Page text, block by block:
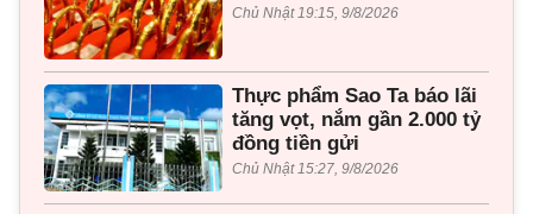
Chủ Nhật 19:15, 9/8/2026
Thực phẩm Sao Ta báo lãi
tăng vọt, nắm gần 2.000 tỷ
đồng tiền gửi
Chủ Nhật 15:27, 9/8/2026